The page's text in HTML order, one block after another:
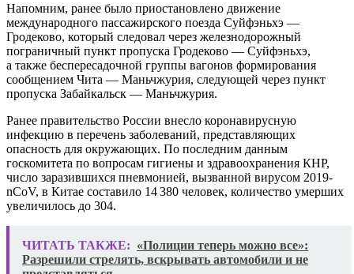
Напомним, ранее было приостановлено движение
международного пассажирского поезда Суйфэньхэ —
Гродеково, который следовал через железнодорожный
пограничный пункт пропуска Гродеково — Суйфэньхэ,
а также беспересадочной группы вагонов формирования
сообщением Чита — Маньчжурия, следующей через пункт
пропуска Забайкальск — Маньчжурия.
Ранее правительство России внесло коронавирусную
инфекцию в перечень заболеваний, представляющих
опасность для окружающих. По последним данным
госкомитета по вопросам гигиены и здравоохранения КНР,
число заразившихся пневмонией, вызванной вирусом 2019-
nCoV, в Китае составило 14 380 человек, количество умерших
увеличилось до 304.
ЧИТАТЬ ТАКЖЕ: «Полиции теперь можно все»:
Разрешили стрелять, вскрывать автомобили и не